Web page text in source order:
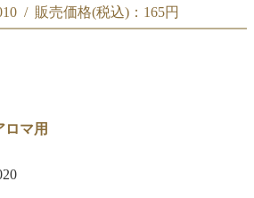
マ用
/ 販売価格(税込)： 165円
マ用